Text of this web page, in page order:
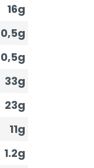
16g
0,5g
0,5g
33g
23g
11g
1.2g